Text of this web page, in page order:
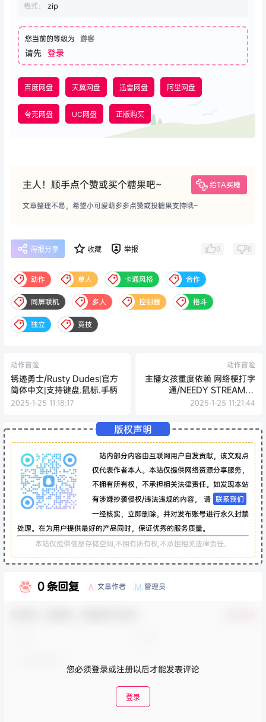
格式：
zip
您当前的等级为 游客
请先 登录
百度网盘 天翼网盘 迅雷网盘 阿里网盘
夸克网盘 UC网盘 正版购买
主人！顺手点个赞或买个糖果吧~ 给TA买糖
文章整理不易，希望小可爱萌多多点赞或投糖果支持哦~
海报分享 收藏 举报 0 0
动作 单人 卡通风格 合作
同屏联机 多人 控制器 格斗
独立 竞技
动作冒险
锈迹勇士/Rusty Dudes|官方
简体中文|支持键盘.鼠标.手柄
2025-1-25 11:18:17
动作冒险
主播女孩重度依赖 网络梗打字
通/NEEDY STREAMER
OVERLOAD: Typing of The
2025-1-25 11:21:44
版权声明
站内部分内容由互联网用户自发贡献，该文观点
仅代表作者本人。本站仅提供网络资源分享服务，
不拥有所有权，不承担相关法律责任。如发现本站
有涉嫌抄袭侵权/违法违规的内容， 请 联系我们
一经核实，立即删除。并对发布账号进行永久封禁
处理。在为用户提供最好的产品同时，保证优秀的服务质量。
本站仅提供信息存储空间,不拥有所有权,不承担相关法律责任。
0 条回复 A 文章作者 M 管理员
您必须登录或注册以后才能发表评论
登录